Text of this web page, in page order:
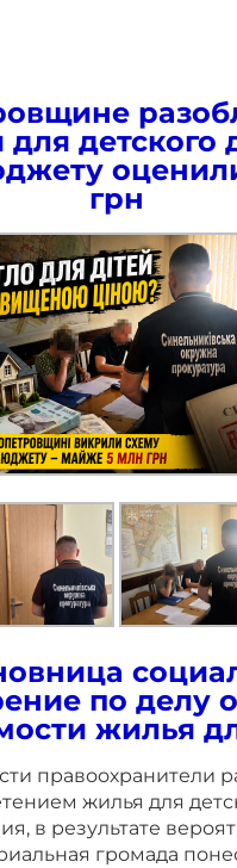
детского
грн
по делу
жилья
правоохранители
жилья для
в результате
громада